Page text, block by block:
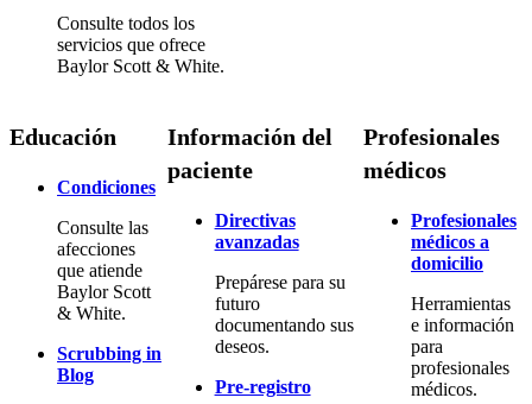
Consulte todos los
servicios que ofrece
Baylor Scott & White.
Educación
Condiciones
Consulte las
afecciones
que atiende
Baylor Scott
& White.
Scrubbing in
Blog
Información del
paciente
Directivas
avanzadas
Prepárese para su
futuro
documentando sus
deseos.
Pre-registro
Profesionales
médicos
Profesionales
médicos a
domicilio
Herramientas
e información
para
profesionales
médicos.